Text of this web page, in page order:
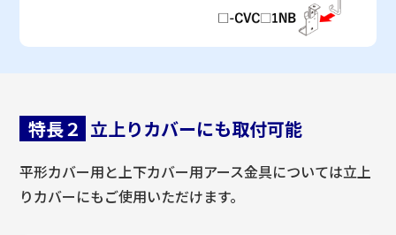
特長２ 立上りカバーにも取付可能
平形カバー用と上下カバー用アース金具については立上
りカバーにもご使用いただけます。